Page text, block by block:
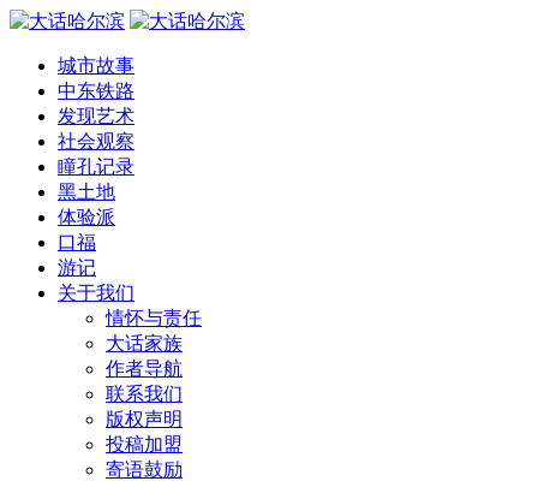
城市故事
中东铁路
发现艺术
社会观察
瞳孔记录
黑土地
体验派
口福
游记
关于我们
情怀与责任
大话家族
作者导航
联系我们
版权声明
投稿加盟
寄语鼓励